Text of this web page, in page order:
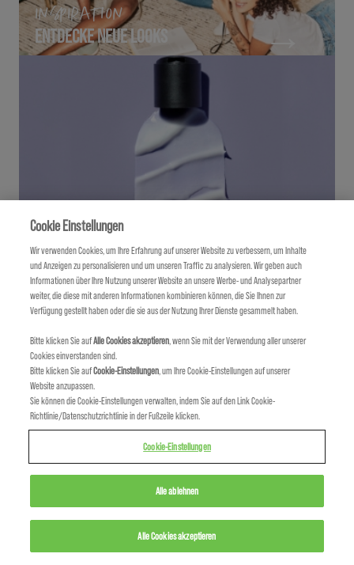
INSPIRATION
ENTDECKE NEUE LOOKS
TECHNOLOGIE
PERFORMANCE X NACHHALTIGKEIT
GLOBAL CREATIVE AWARDS
Cookie Einstellungen
Wir verwenden Cookies, um Ihre Erfahrung auf unserer Website zu verbessern, um Inhalte
und Anzeigen zu personalisieren und um unseren Traffic zu analysieren. Wir geben auch
Informationen über Ihre Nutzung unserer Website an unsere Werbe- und Analysepartner
weiter, die diese mit anderen Informationen kombinieren können, die Sie Ihnen zur
Verfügung gestellt haben oder die sie aus der Nutzung Ihrer Dienste gesammelt haben.
Bitte klicken Sie aufAlle Cookies akzeptieren, wenn Sie mit der Verwendung aller unserer
Cookies einverstanden sind.
Bitte klicken Sie aufCookie-Einstellungen, um Ihre Cookie-Einstellungen auf unserer
Website anzupassen.
Sie können die Cookie-Einstellungen verwalten, indem Sie auf den Link Cookie-
Richtlinie/Datenschutzrichtlinie in der Fußzeile klicken.
Cookie-Einstellungen
Alle ablehnen
Alle Cookies akzeptieren